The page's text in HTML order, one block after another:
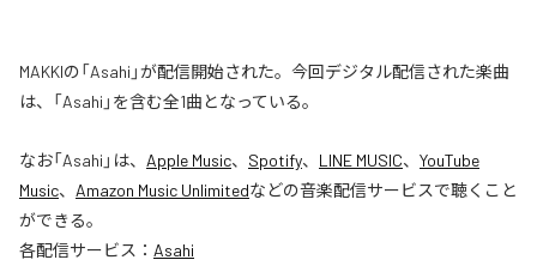
MAKKIの「Asahi」が配信開始された。今回デジタル配信された楽曲
は、「Asahi」を含む全1曲となっている。
なお「Asahi 」は、 Apple Music、 Spotify、 LINE MUSIC、 YouTube
Music、 Amazon Music Unlimitedなどの音楽配信サービスで聴くこと
ができる。
各配信サービス： Asahi